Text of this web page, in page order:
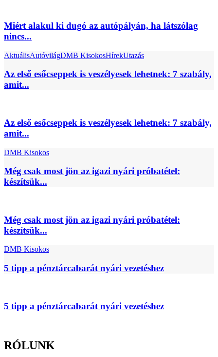
Miért alakul ki dugó az autópályán, ha látszólag
nincs...
AktuálisAutóvilágDMB KisokosHírekUtazás
Az első esőcseppek is veszélyesek lehetnek: 7 szabály,
amit...
Az első esőcseppek is veszélyesek lehetnek: 7 szabály,
amit...
DMB Kisokos
Még csak most jön az igazi nyári próbatétel:
készítsük...
Még csak most jön az igazi nyári próbatétel:
készítsük...
DMB Kisokos
5 tipp a pénztárcabarát nyári vezetéshez
5 tipp a pénztárcabarát nyári vezetéshez
RÓLUNK